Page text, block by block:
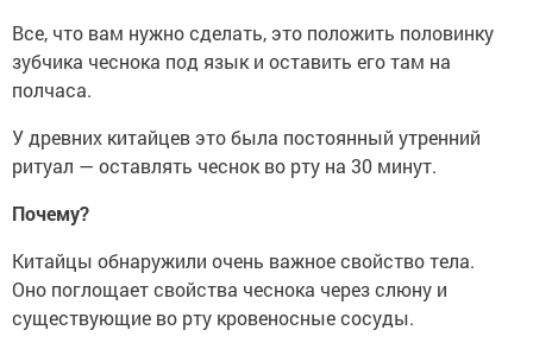
Все, что вам нужно сделать, это положить половинку
зубчика чеснока под язык и оставить его там на
полчаса.
У древних китайцев это была постоянный утренний
ритуал — оставлять чеснок во рту на 30 минут.
Почему?
Китайцы обнаружили очень важное свойство тела.
Оно поглощает свойства чеснока через слюну и
существующие во рту кровеносные сосуды.